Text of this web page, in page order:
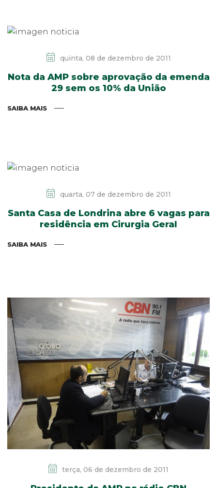
quinta, 08 de dezembro de 2011
Nota da AMP sobre aprovação da emenda
29 sem os 10% da União
SAIBA MAIS
quarta, 07 de dezembro de 2011
Santa Casa de Londrina abre 6 vagas para
residência em Cirurgia Geral
SAIBA MAIS
terça, 06 de dezembro de 2011